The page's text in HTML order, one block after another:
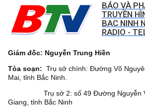
BÁO VÀ
TRUYỀN
BAC NINH
RADIO -
Giám đốc: Nguyễn Trung Hiền
Tòa soạn: Trụ sở chính: Đường Võ
Mai, tỉnh Bắc Ninh.
Trụ sở 2: số 49 Đường Nguyễn
Giang, tỉnh Bắc Ninh